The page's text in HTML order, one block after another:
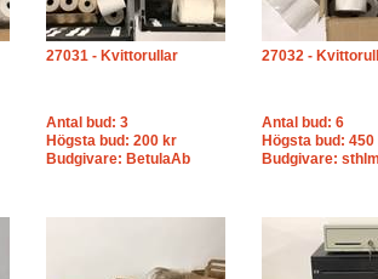
27031 - Kvittorullar
Antal bud: 3
Högsta bud: 200 kr
Budgivare: BetulaAb
27032 -
Antal bud: 6
Högsta bud:
Budgivare: